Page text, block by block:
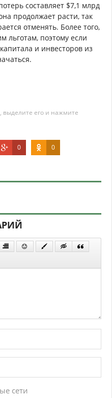
составляет $7,1 млрд
продолжает расти, так
отменять. Более того,
льготам, поэтому если
и инвесторов из
выделите его и нажмите
0 0
сети